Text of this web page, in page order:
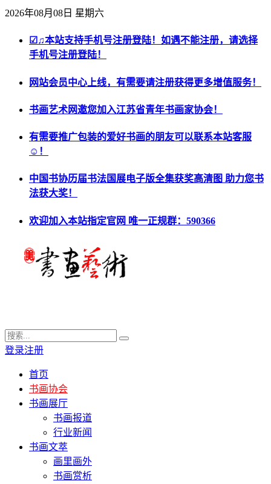
2026年08月08日 星期六
☑♫本站支持手机号注册登陆！如遇不能注册，请选择
手机号注册登陆！
网站会员中心上线，有需要请注册获得更多增值服务！
书画艺术网邀您加入江苏省青年书画家协会！
有需要推广包装的爱好书画的朋友可以联系本站客服
☺！
中国书协历届书法国展电子版全集获奖高清图 助力您书
法获大奖！
欢迎加入本站指定官网 唯一正规群：590366
登录注册
首页
书画协会
书画展厅
书画报道
行业新闻
书画文萃
画里画外
书画赏析